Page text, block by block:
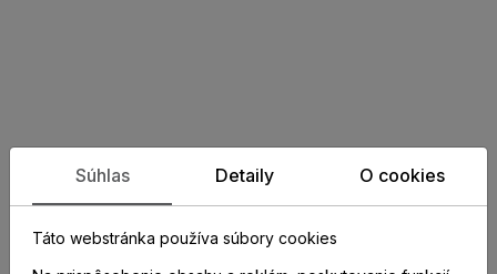
Soklová lišta Krono-original K58
Súhlas Detaily O cookies
Táto webstránka používa súbory cookies